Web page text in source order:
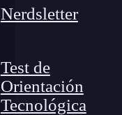
Nerdsletter
Test de
Orientación
Tecnológica